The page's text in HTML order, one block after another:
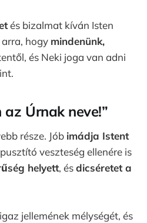
és bizalmat kíván Isten
hogy mindenünk,
és Neki joga van adni
Úrnak neve!”
része. Jób imádja Istent
veszteség ellenére is
helyett, ésdicséretet a
jellemének mélységét, és